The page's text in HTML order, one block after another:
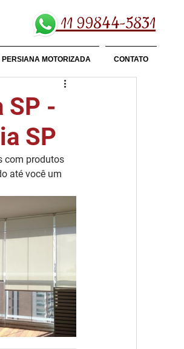
11 99844-5831
PERSIANA MOTORIZADA CONTATO
SP -
SP
com produtos
até você um